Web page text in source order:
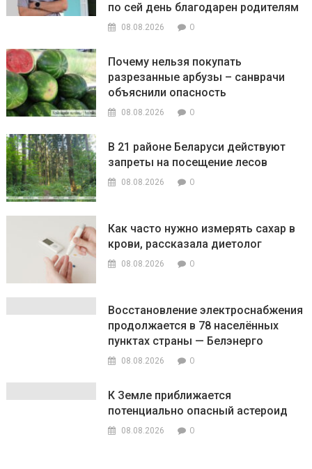
по сей день благодарен родителям
08.08.2026 0
Почему нельзя покупать
разрезанные арбузы – санврачи
объяснили опасность
08.08.2026 0
В 21 районе Беларуси действуют
запреты на посещение лесов
08.08.2026 0
Как часто нужно измерять сахар в
крови, рассказала диетолог
08.08.2026 0
Восстановление электроснабжения
продолжается в 78 населённых
пунктах страны — Белэнерго
08.08.2026 0
К Земле приближается
потенциально опасный астероид
08.08.2026 0